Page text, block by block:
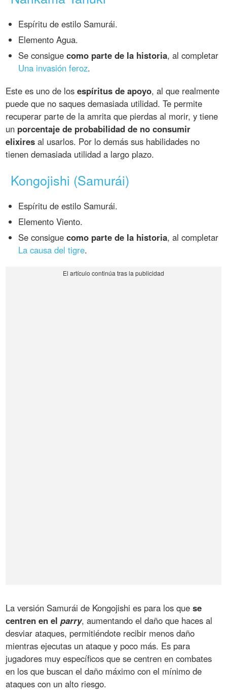
Espíritu de estilo Samurái.
Elemento Agua.
Se consiguecomo parte de la historia, al completar
Una invasión feroz.
Este es uno de losespíritus de apoyo, al que realmente
puede que no saques demasiada utilidad. Te permite
recuperar parte de la amrita que pierdas al morir, y tiene
un porcentaje de probabilidad de no consumir
elixires al usarlos. Por lo demás sus habilidades no
tienen demasiada utilidad a largo plazo.
Kongojishi (Samurái)
Espíritu de estilo Samurái.
Elemento Viento.
Se consiguecomo parte de la historia, al completar
La causa del tigre.
La versión Samurái de Kongojishi es para los quese
centren en elparry, aumentando el daño que haces al
desviar ataques, permitiéndote recibir menos daño
mientras ejecutas un ataque y poco más. Es para
jugadores muy específicos que se centren en combates
en los que buscan el daño máximo con el mínimo de
ataques con un alto riesgo.